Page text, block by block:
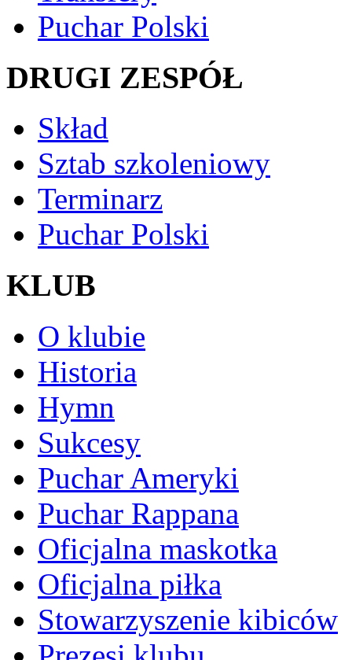
Puchar Polski
DRUGI ZESPÓŁ
Skład
Sztab szkoleniowy
Terminarz
Puchar Polski
KLUB
O klubie
Historia
Hymn
Sukcesy
Puchar Ameryki
Puchar Rappana
Oficjalna maskotka
Oficjalna piłka
Stowarzyszenie kibiców